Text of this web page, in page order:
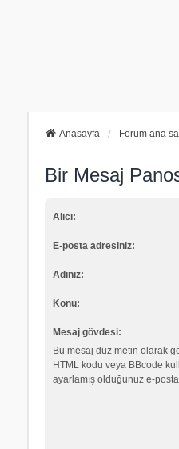
Anasayfa Forum ana
Bir Mesaj
Alıcı:
E-posta adresiniz:
Adınız:
Konu:
Mesaj gövdesi:
Bu mesaj düz metin olarak
HTML kodu veya BBcode
ayarlamış olduğunuz e-